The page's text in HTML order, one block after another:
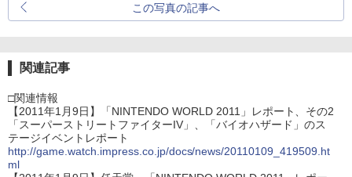
この写真の記事へ
関連記事
□関連情報
【2011年1月9日】「NINTENDO WORLD 2011」レポート、その2
「スーパーストリートファイターIV」、「バイオハザード」のス
テージイベントレポート
http://game.watch.impress.co.jp/docs/news/20110109_419509.ht
ml